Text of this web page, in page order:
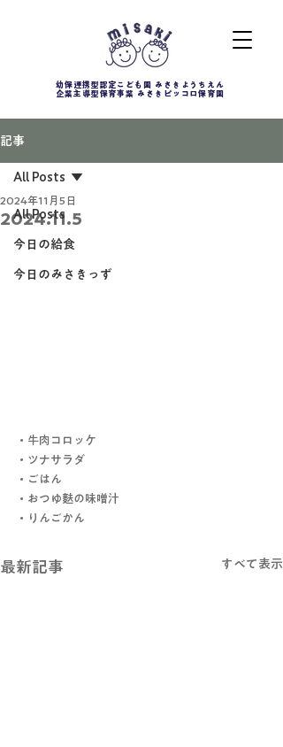
幼保連携型認定こども園 みさきようちえん
企業主導型保育事業 みさきピッコロ保育園
記事
All Posts
今日の給食
今日のみさきっず
All Posts
2024.11.5
2024年11月5日
・牛肉コロッケ
・ツナサラダ
・ごはん
・おつゆ麩の味噌汁
・りんごかん
最新記事 すべて表示